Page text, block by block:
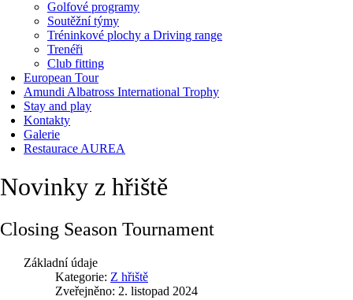
Golfové programy
Soutěžní týmy
Tréninkové plochy a Driving range
Trenéři
Club fitting
European Tour
Amundi Albatross International Trophy
Stay and play
Kontakty
Galerie
Restaurace AUREA
Novinky z hřiště
Closing Season Tournament
Základní údaje
Kategorie: Z hřiště
Zveřejněno: 2. listopad 2024